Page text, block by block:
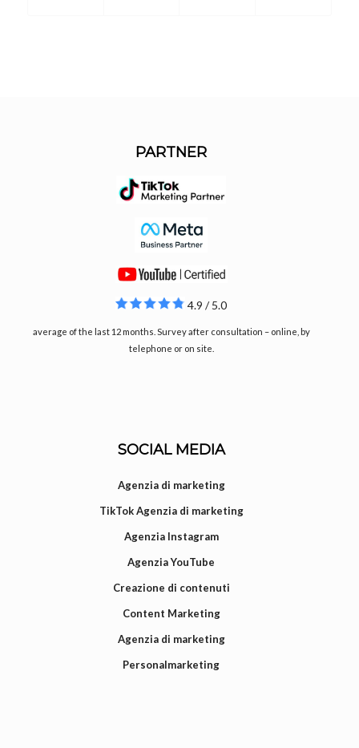
PARTNER
4.9 / 5.0
average of the last 12 months. Survey after consultation – online, by
telephone or on site.
SOCIAL MEDIA
Agenzia di marketing
TikTok Agenzia di marketing
Agenzia Instagram
Agenzia YouTube
Creazione di contenuti
Content Marketing
Agenzia di marketing
Personalmarketing